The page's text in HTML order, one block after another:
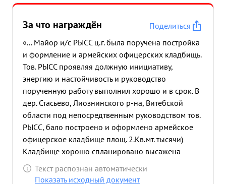
За что награждён
Поделиться
«... Майор и/с РЫСС ц.г. была поручена постройка
и формление и армейских офицерских кладбищь.
Тов. РЫСС проявляя должную инициативу,
энергию и настойчивость и руководство
порученную работу выполнил хорошо и в срок. В
дер. Стасьево, Лиознинского р-на, Витебской
области под непосредтвенным руководством тов.
РЫСС, бало построено и оформлено армейское
офицерское кладбище площ. 2.Кв.мт. тысячи)
Кладбище хорошо спланировано высажена
тополевая аллея На кладбище похоронено 122
офицера Армии. зискивая на месте строй
Текст распознан автоматически
Показать исходный документ